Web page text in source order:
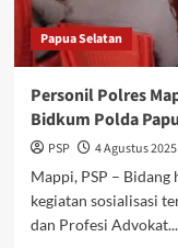
Gelar
Rapat
16
Ketua
Dewan
Papua Selatan
Personil Polres
Bidkum Polda
PSP 4 Agustus 2025
‎Mappi, PSP –
kegiatan sosialisasi
dan Profesi Advokat...